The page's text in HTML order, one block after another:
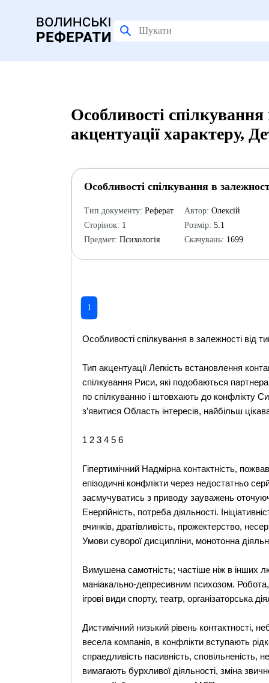
Особливості спілкування
акцентуації характеру,
Особливості спілкування в
Тип документу: Реферат
Сторінок: 1
Предмет: Психологія
Автор: Олексій
Розмір: 5.1
Скачувань: 1699
1
Особливості спілкування в залежності від
Тип акцентуації Легкість встановлення
спілкування Риси, які подобаються
по спілкуванню і штовхають до конфлікту
з’явитися Область інтересів, найбільш
1 2 3 4 5 6
Гіпертимічний Надмірна контактність,
епізодичні конфлікти через недостатньо
засмучуватись з приводу зауважень
Енергійність, потреба діяльності.
вчинків, дратівливість, прожектерство,
Умови суворої дисципліни, монотонна
Вимушена самотність; частіше ніж в інших
маніакально-депресивним психозом.
ігрові види спорту, театр, організаторська
Дистимічний низький рівень контактності,
весела компанія, в конфлікти вступають
спраедливість пасивність, сповільненість,
вимагають бурхливої діяльності, зміна